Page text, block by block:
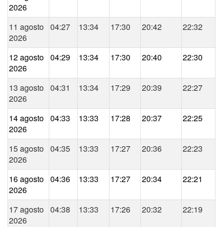
2026
11 agosto
2026
04:27 13:34 17:30 20:42 22:32
12 agosto
2026
04:29 13:34 17:30 20:40 22:30
13 agosto
2026
04:31 13:34 17:29 20:39 22:27
14 agosto
2026
04:33 13:33 17:28 20:37 22:25
15 agosto
2026
04:35 13:33 17:27 20:36 22:23
16 agosto
2026
04:36 13:33 17:27 20:34 22:21
17 agosto
2026
04:38 13:33 17:26 20:32 22:19